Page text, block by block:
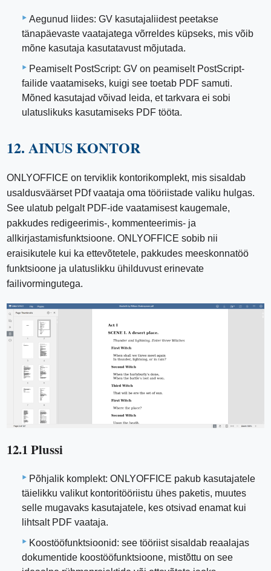
Aegunud liides: GV kasutajaliidest peetakse
tänapäevaste vaatajatega võrreldes küpseks, mis võib
mõne kasutaja kasutatavust mõjutada.
Peamiselt PostScript: GV on peamiselt PostScript-
failide vaatamiseks, kuigi see toetab PDF samuti.
Mõned kasutajad võivad leida, et tarkvara ei sobi
ulatuslikuks kasutamiseks PDF tööta.
12. AINUS KONTOR
ONLYOFFICE on terviklik kontorikomplekt, mis sisaldab
usaldusväärset PDf vaataja oma tööriistade valiku hulgas.
See ulatub pelgalt PDF-ide vaatamisest kaugemale,
pakkudes redigeerimis-, kommenteerimis- ja
allkirjastamisfunktsioone. ONLYOFFICE sobib nii
eraisikutele kui ka ettevõtetele, pakkudes meeskonnatöö
funktsioone ja ulatuslikku ühilduvust erinevate
failivormingutega.
12.1 Plussi
Põhjalik komplekt: ONLYOFFICE pakub kasutajatele
täielikku valikut kontoritööriistu ühes paketis, muutes
selle mugavaks kasutajatele, kes otsivad enamat kui
lihtsalt PDF vaataja.
Koostööfunktsioonid: see tööriist sisaldab reaalajas
dokumentide koostööfunktsioone, mistõttu on see